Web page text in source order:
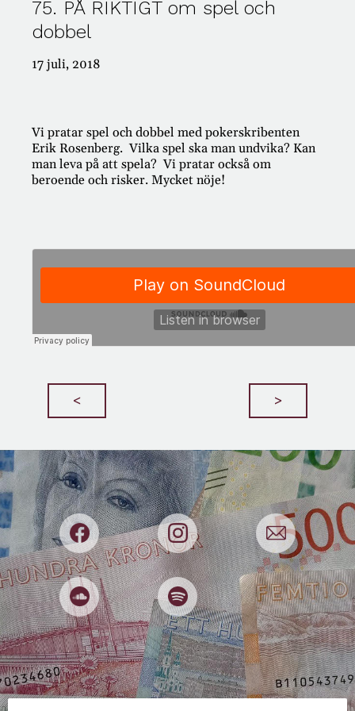
75. PÅ RIKTIGT om spel och
dobbel
17 juli, 2018
Vi pratar spel och dobbel med pokerskribenten
Erik Rosenberg. Vilka spel ska man undvika? Kan
man leva på att spela? Vi pratar också om
beroende och risker. Mycket nöje!
< >
#421: PÅ RIKTIGT – Passion för pension!
#419: PÅ RIKTIGT med Klas Hallberg
Kategorier
Antikviteter
Appar
Arv
Bank
Begagnat
Beteenden
Boekonomi
Boende
Börsen
Bostadsmarknaden
Budget
Budgivningar
Buffert
Cookies
Deep Fake
Deklaration
Djur
Dricks
Dumpstring
E-handel
Effektivitet
El
Elitidrott